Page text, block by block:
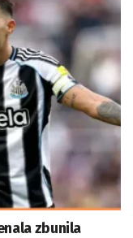
zbunila